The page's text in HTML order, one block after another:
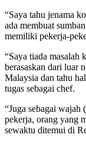
“Saya tahu jenama
ada membuat
memiliki pekerja-
“Saya tiada masalah
berasaskan dari luar
Malaysia dan tahu
tugas sebagai chef.
“Juga sebagai wajah
pekerja, orang yang
sewaktu ditemui di